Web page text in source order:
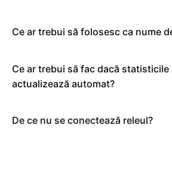
Ce ar trebui să folosesc ca nume
Ce ar trebui să fac dacă statisticile
actualizează automat?
De ce nu se conectează releul?